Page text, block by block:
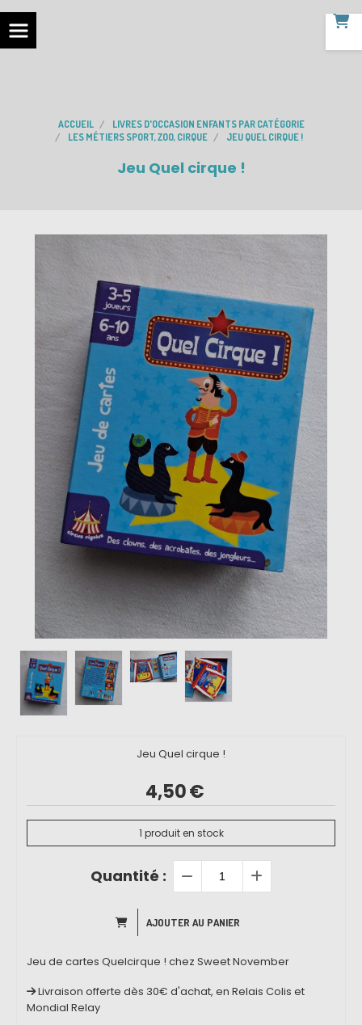
ACCUEIL
LIVRES D'OCCASION ENFANTS PAR CATÉGORIE
LES MÉTIERS SPORT, ZOO, CIRQUE
JEU QUEL CIRQUE !
Jeu Quel cirque !
Jeu Quel cirque !
4,50€
1 produit en stock
Quantité :
AJOUTER AU PANIER
Jeu de cartes Quelcirque ! chez Sweet November
Livraison offerte dès 30€ d'achat, en Relais Colis et
Mondial Relay